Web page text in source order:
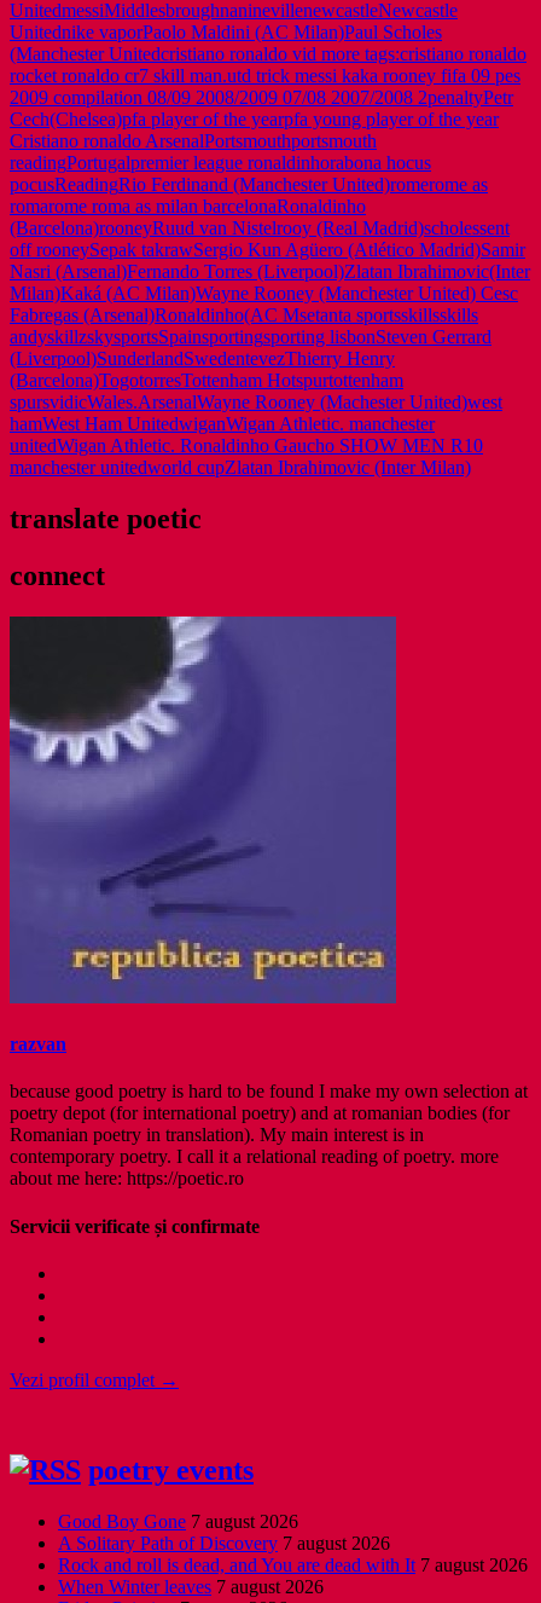
UnitedmessiMiddlesbroughnaninevillenewcastleNewcastle
Unitednike vaporPaolo Maldini (AC Milan)Paul Scholes
(Manchester Unitedcristiano ronaldo vid more tags:cristiano ronaldo
rocket ronaldo cr7 skill man.utd trick messi kaka rooney fifa 09 pes
2009 compilation 08/09 2008/2009 07/08 2007/2008 2penaltyPetr
Cech(Chelsea)pfa player of the yearpfa young player of the year
Cristiano ronaldo ArsenalPortsmouthportsmouth
readingPortugalpremier league ronaldinhorabona hocus
pocusReadingRio Ferdinand (Manchester United)romerome as
romarome roma as milan barcelonaRonaldinho
(Barcelona)rooneyRuud van Nistelrooy (Real Madrid)scholessent
off rooneySepak takrawSergio Kun Agüero (Atlético Madrid)Samir
Nasri (Arsenal)Fernando Torres (Liverpool)Zlatan Ibrahimovic(Inter
Milan)Kaká (AC Milan)Wayne Rooney (Manchester United) Cesc
Fabregas (Arsenal)Ronaldinho(AC Msetanta sportsskillsskills
andyskillzskysportsSpainsportingsporting lisbonSteven Gerrard
(Liverpool)SunderlandSwedentevezThierry Henry
(Barcelona)TogotorresTottenham Hotspurtottenham
spursvidicWales.ArsenalWayne Rooney (Machester United)west
hamWest Ham UnitedwiganWigan Athletic. manchester
unitedWigan Athletic. Ronaldinho Gaucho SHOW MEN R10
manchester unitedworld cupZlatan Ibrahimovic (Inter Milan)
translate poetic
connect
razvan
because good poetry is hard to be found I make my own selection at
poetry depot (for international poetry) and at romanian bodies (for
Romanian poetry in translation). My main interest is in
contemporary poetry. I call it a relational reading of poetry. more
about me here: https://poetic.ro
Servicii verificate și confirmate
Vezi profil complet →
poetry events
Good Boy Gone 7 august 2026
A Solitary Path of Discovery 7 august 2026
Rock and roll is dead, and You are dead with It 7 august 2026
When Winter leaves 7 august 2026